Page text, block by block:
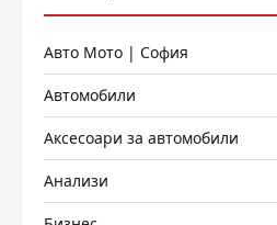
Авто Мото | София
Автомобили
Аксесоари за автомобили
Анализи